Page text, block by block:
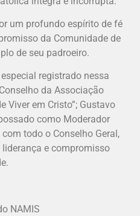
um profundo espírito de fé
da Comunidade de
de seu padroeiro.
registrado nessa
da Associação
Viver em Cristo”; Gustavo
como Moderador
todo o Conselho Geral,
e compromisso
NAMIS